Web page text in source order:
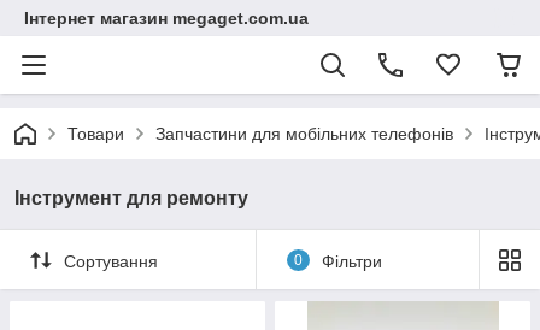
Інтернет магазин megaget.com.ua
Товари Запчастини для мобільних телефонів
Інструмент для ремонту
Сортування 0 Фільтри